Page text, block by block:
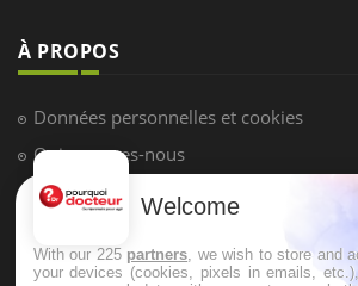
À PROPOS
Données personnelles et cookies
Qui sommes-nous
Conditions d'utilisation
Mentions Légales
Welcome
With our 225 partners , we wish to store and
your devices (cookies, pixels in emails,